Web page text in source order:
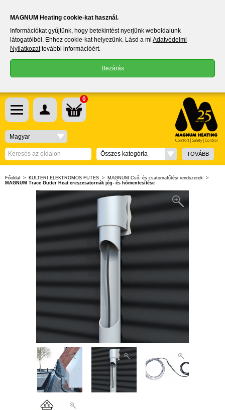
0
Összes kategória TOVÁBB
Magyar
Főoldal > KÜLTÉRI ELEKTROMOS FŰTÉS > MAGNUM Cső- és csatornafűtési rendszerek >
MAGNUM Trace Gutter Heat ereszcsatornák jég- és hómentesítése
MAGNUM Heating cookie-kat használ.
Információkat gyűjtünk, hogy betekintést nyerjünk weboldalunk
látogatóiból. Ehhez cookie-kat helyezünk. Lásd a mi Adatvédelmi
Nyilatkozattovábbi információért.
Bezárás